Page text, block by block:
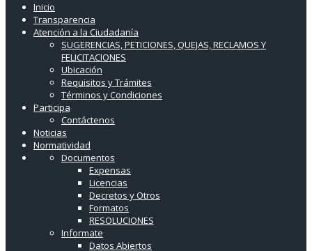
Inicio
Transparencia
Atención a la Ciudadanía
SUGERENCIAS, PETICIONES, QUEJAS, RECLAMOS Y
FELICITACIONES
Ubicación
Requisitos y Trámites
Términos y Condiciones
Participa
Contáctenos
Noticias
Normatividad
Documentos
Expensas
Licencias
Decretos y Otros
Formatos
RESOLUCIONES
Informate
Datos Abiertos